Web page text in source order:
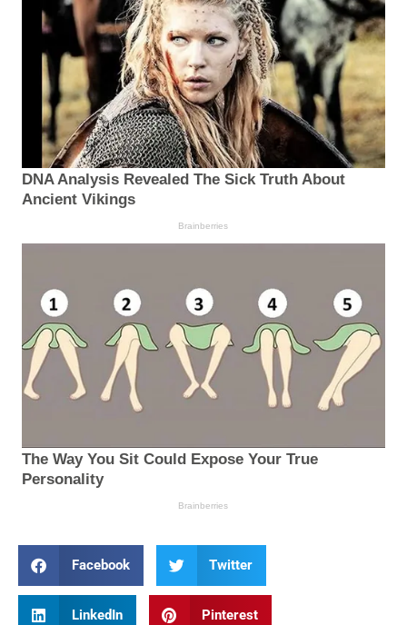
Facebook Twitter
LinkedIn Pinterest